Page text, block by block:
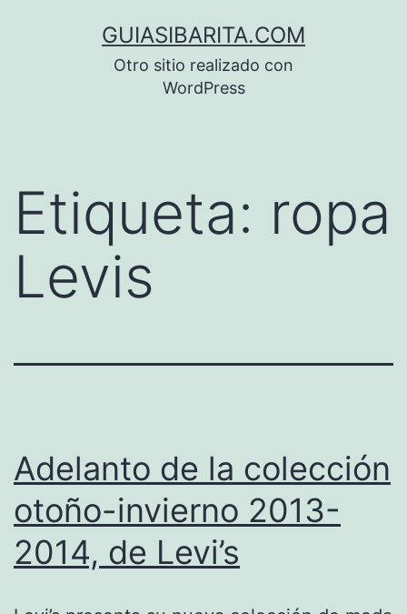
GUIASIBARITA.COM
Otro sitio realizado con
WordPress
Etiqueta: ropa
Levis
Adelanto de la colección
otoño-invierno 2013-
2014, de Levi’s